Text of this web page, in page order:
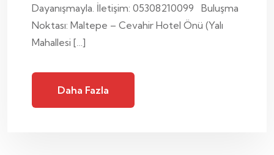
Dayanışmayla. İletişim: 05308210099 Buluşma
Noktası: Maltepe – Cevahir Hotel Önü (Yalı
Mahallesi […]
Daha Fazla